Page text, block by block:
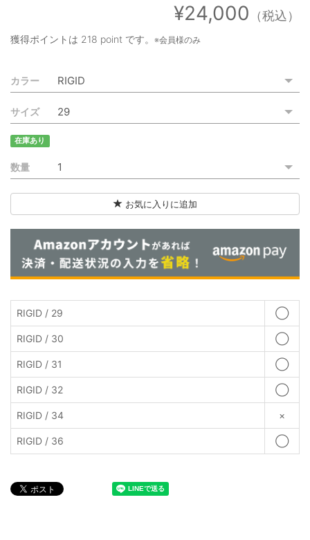
特定商取引法に基づく表記
ご利用規約
お問い合わせ
¥24,000 （税込）
獲得ポイントは 218 point です。 ※会員様のみ
カラー
サイズ
在庫あり
数量
お気に入りに追加
RIGID / 29 ◯
RIGID / 30 ◯
RIGID / 31 ◯
RIGID / 32 ◯
RIGID / 34 ×
RIGID / 36 ◯